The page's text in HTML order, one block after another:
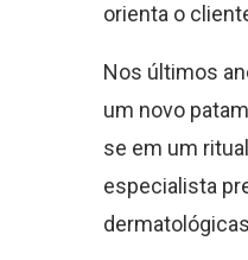
orienta o
Nos últimos
um novo
se em um
especialista